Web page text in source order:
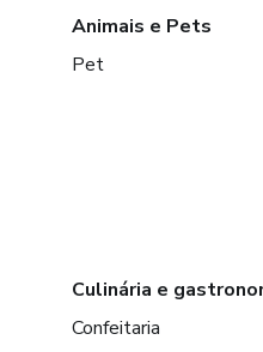
Animais e Pets
Pet
Culinária e
Confeitaria